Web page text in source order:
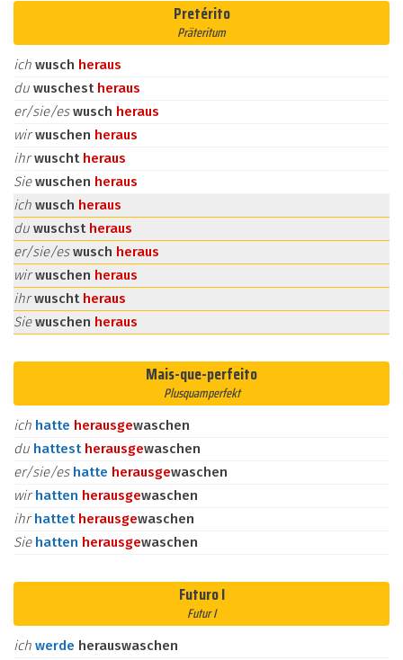
Pretérito
Präteritum
ich wusch heraus
du wuschest heraus
er/sie/eswusch heraus
wirwuschen heraus
ihrwuscht heraus
Siewuschen heraus
ich wusch heraus
du wuschst heraus
er/sie/eswusch heraus
wirwuschen heraus
ihrwuscht heraus
Siewuschen heraus
Mais-que-perfeito
Plusquamperfekt
ich hatte herausgewaschen
du hattest herausgewaschen
er/sie/es hatte herausgewaschen
wirhatten herausgewaschen
ihrhattet herausgewaschen
Sie hatten herausgewaschen
Futuro I
Futur I
ich werde herauswaschen